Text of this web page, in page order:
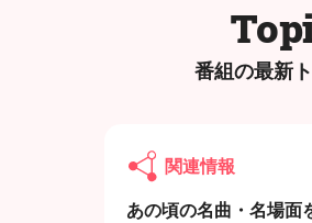
番組の最新
関連情報
あの頃の名曲・名場面